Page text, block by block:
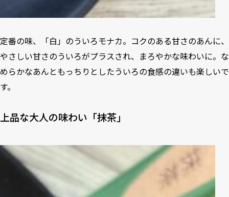
定番の味、「白」のういろモナカ。コクのある甘さのあんに、
やさしい甘さのういろがプラスされ、まろやかな味わいに。な
めらかなあんともっちりとしたういろの食感の違いも楽しいで
す。
上品な大人の味わい「抹茶」